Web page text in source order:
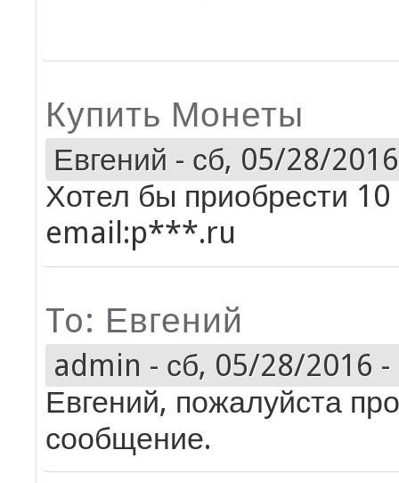
Купить Монеты
Евгений - сб, 05/28/
Хотел бы приобрести
email:p***.ru
To: Евгений
admin - сб, 05/28/2016 -
Евгений, пожалуйста
сообщение.